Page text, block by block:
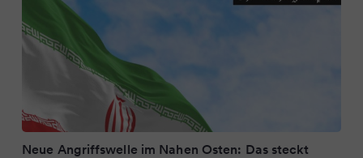
Neue Angriffswelle im Nahen Osten: Das steckt